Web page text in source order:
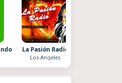
La Pasión Radio
Los Angeles